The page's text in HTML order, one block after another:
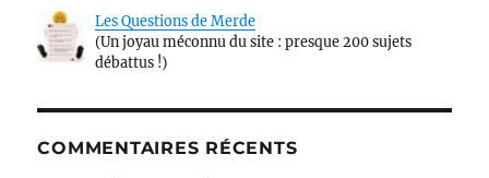
Les Questions de Merde
(Un joyau méconnu du site : presque 200 sujets
débattus !)
COMMENTAIRES RÉCENTS